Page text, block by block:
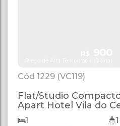
1229 (VC119)
Flat/Studio
Apart Hotel Vila do
1 1